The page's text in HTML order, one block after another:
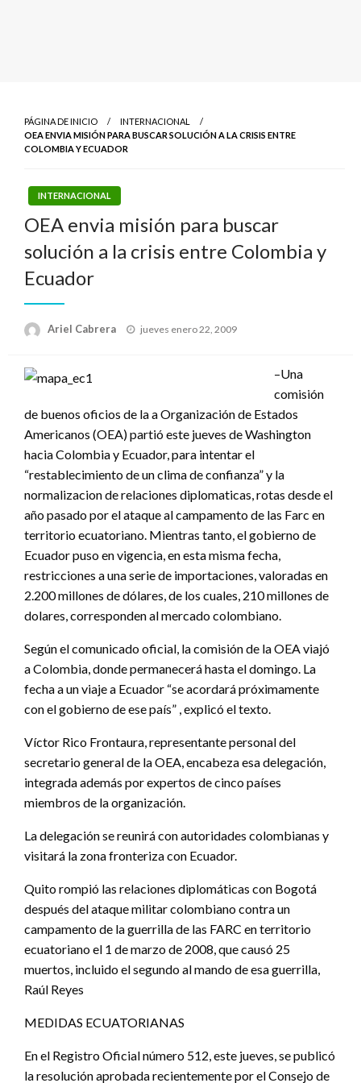
PÁGINA DE INICIO
INTERNACIONAL
OEA ENVIA MISIÓN PARA BUSCAR SOLUCIÓN A LA CRISIS ENTRE
COLOMBIA Y ECUADOR
INTERNACIONAL
OEA envia misión para buscar
solución a la crisis entre Colombia y
Ecuador
Ariel Cabrera
Publicado
jueves enero 22, 2009
–Una
comisión
de buenos oficios de la a Organización de Estados
Americanos (OEA) partió este jueves de Washington
hacia Colombia y Ecuador, para intentar el
“restablecimiento de un clima de confianza” y la
normalizacion de relaciones diplomaticas, rotas desde el
año pasado por el ataque al campamento de las Farc en
territorio ecuatoriano. Mientras tanto, el gobierno de
Ecuador puso en vigencia, en esta misma fecha,
restricciones a una serie de importaciones, valoradas en
2.200 millones de dólares, de los cuales, 210 millones de
dolares, corresponden al mercado colombiano.
Según el comunicado oficial, la comisión de la OEA viajó
a Colombia, donde permanecerá hasta el domingo. La
fecha a un viaje a Ecuador “se acordará próximamente
con el gobierno de ese país” , explicó el texto.
Víctor Rico Frontaura, representante personal del
secretario general de la OEA, encabeza esa delegación,
integrada además por expertos de cinco países
miembros de la organización.
La delegación se reunirá con autoridades colombianas y
visitará la zona fronteriza con Ecuador.
Quito rompió las relaciones diplomáticas con Bogotá
después del ataque militar colombiano contra un
campamento de la guerrilla de las FARC en territorio
ecuatoriano el 1 de marzo de 2008, que causó 25
muertos, incluido el segundo al mando de esa guerrilla,
Raúl Reyes
MEDIDAS ECUATORIANAS
En el Registro Oficial número 512, este jueves, se publicó
la resolución aprobada recientemente por el Consejo de